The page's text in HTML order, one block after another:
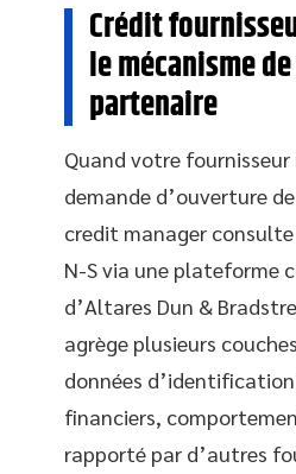
Crédit
le mécanisme
partenaire
Quand votre
demande d’ouverture
credit manager
N-S via une plateforme
d’Altares Dun &
agrège plusieurs
données
financiers,
rapporté par d’autres